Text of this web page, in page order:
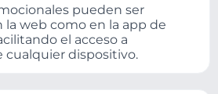
pueden ser
web como en la app de
el acceso a
cualquier dispositivo.